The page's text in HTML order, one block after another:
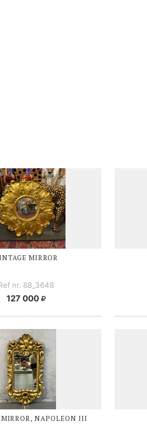
MIRROR
nr. 88_3648
127 000
NAPOLEON III